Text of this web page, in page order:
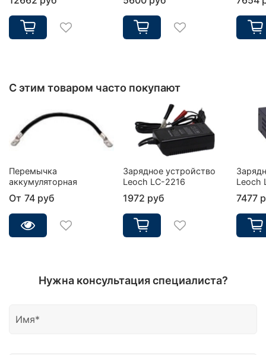
С этим товаром часто покупают
Перемычка
аккумуляторная
От 74 руб
Зарядное устройство
Leoch LC-2216
1972 руб
Leoch
7477
Нужна консультация специалиста?